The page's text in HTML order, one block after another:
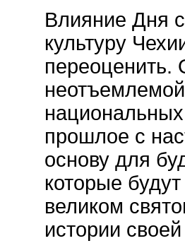
Влияние Дня
культуру
переоценить.
прошлое с
основу для
которые
великом
истории